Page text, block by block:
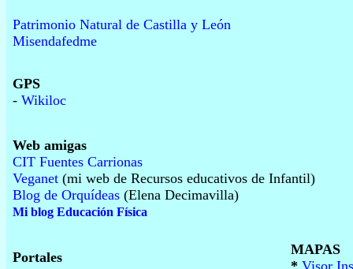
Patrimonio Natural de Castilla y León
Misendafedme
GPS
- Wikiloc
Web amigas
CIT Fuentes Carrionas
Veganet (mi web de Recursos educativos de Infantil)
Blog de Orquídeas (Elena Decimavilla)
Mi blog Educación Física
Portales
MAPAS
* Visor